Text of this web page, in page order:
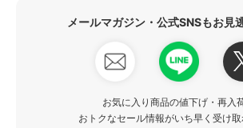
メールマガジン・公式SNSもお見
お気に入り商品の値下げ・再入
おトクなセール情報がいち早く受け取